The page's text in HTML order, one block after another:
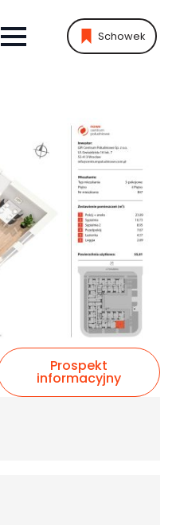
Schowek
Prospekt
informacyjny